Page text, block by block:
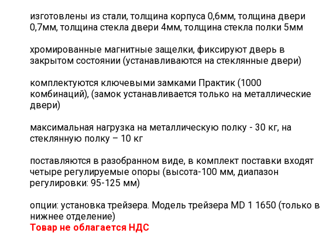
изготовлены из стали, толщина корпуса 0,6мм, толщина двери
0,7мм, толщина стекла двери 4мм, толщина стекла полки 5мм
хромированные магнитные защелки, фиксируют дверь в
закрытом состоянии (устанавливаются на стеклянные двери)
комплектуются ключевыми замками Практик (1000
комбинаций), (замок устанавливается только на металлические
двери)
максимальная нагрузка на металлическую полку - 30 кг, на
стеклянную полку – 10 кг
поставляются в разобранном виде, в комплект поставки входят
четыре регулируемые опоры (высота-100 мм, диапазон
регулировки: 95-125 мм)
опции: установка трейзера. Модель трейзера MD 1 1650 (только в
нижнее отделение)
Товар не облагается НДС